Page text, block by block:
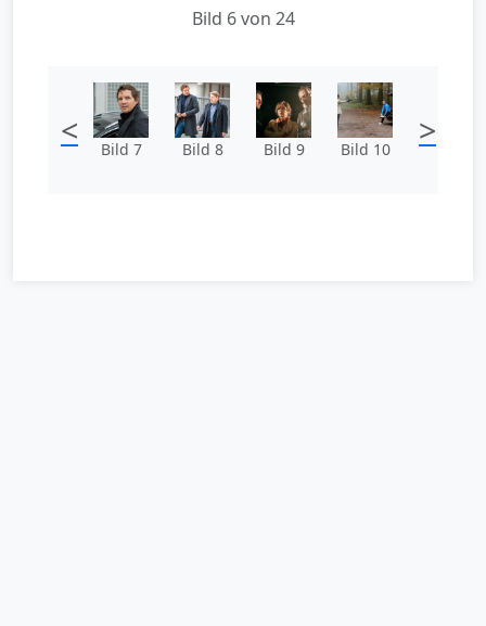
Bild 6 von 24
< Bild 7 Bild 8 Bild 9 Bild 10 >